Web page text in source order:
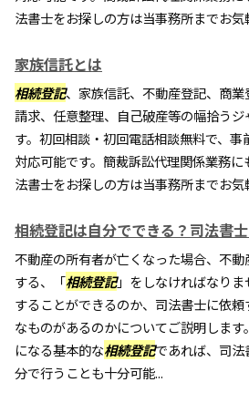
法書士をお探しの方は当事務所までお気
家族信託とは
相続登記、家族信託、不動産登記、商
請求、任意整理、自己破産等の幅拾う
す。初回相談・初回電話相談無料で、
対応可能です。簡裁訴訟代理関係業務
法書士をお探しの方は当事務所までお気
相続登記は自分でできる？司法書
不動産の所有者が亡くなった場合、不
する、「相続登記」をしなければなりま
することができるのか、司法書士に依
なものがあるのかについてご説明しま
になる基本的な相続登記であれば、司法
分で行うことも十分可能...